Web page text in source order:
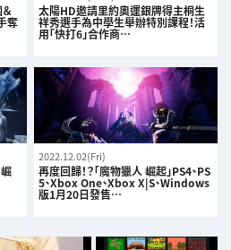
奪
太陽HD邀請里約奧運銀牌得主桐生
祥秀選手為中學生舉辦特別課程！活
用「快打6」合作商…
2022.12.02(Fri)
再度回歸！？「魔物獵人 崛起」PS4、PS
5、Xbox One、Xbox X|S、Windows
版1月20日發售…